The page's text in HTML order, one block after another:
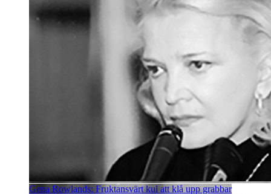
Gena Rowlands: Fruktansvärt kul att klå upp grabbar